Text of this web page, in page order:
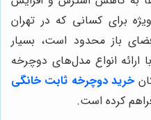
برای کسانی که در تهران
باز محدود است، بسیار
انواع مدل‌های دوچرخه
خرید دوچرخه ثابت خانگی
کرده است.